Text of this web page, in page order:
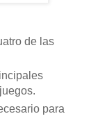
de las
para